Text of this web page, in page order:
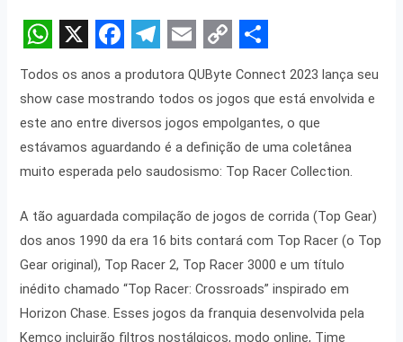
W
h
a
t
s
A
p
p
X
F
a
c
e
b
o
o
k
T
e
l
e
g
r
a
m
E
m
a
i
l
C
o
p
y
L
i
n
k
S
h
a
r
e
Todos os anos a produtora QUByte Connect 2023 lança seu
show case mostrando todos os jogos que está envolvida e
este ano entre diversos jogos empolgantes, o que
estávamos aguardando é a definição de uma coletânea
muito esperada pelo saudosismo: Top Racer Collection.
A tão aguardada compilação de jogos de corrida (Top Gear)
dos anos 1990 da era 16 bits contará com Top Racer (o Top
Gear original), Top Racer 2, Top Racer 3000 e um título
inédito chamado “Top Racer: Crossroads” inspirado em
Horizon Chase. Esses jogos da franquia desenvolvida pela
Kemco incluirão filtros nostálgicos, modo online, Time